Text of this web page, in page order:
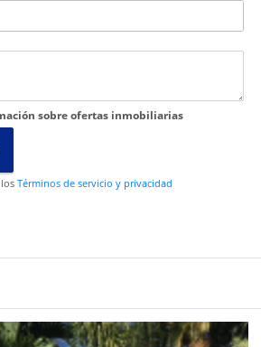
sobre ofertas inmobiliarias
Términos de servicio y privacidad